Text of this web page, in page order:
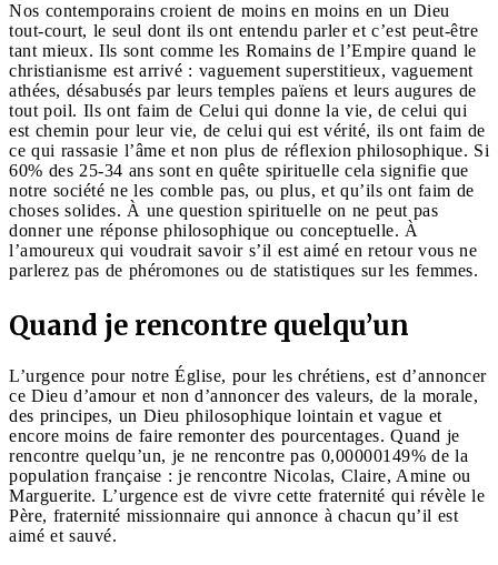
Nos contemporains croient de moins en moins en un Dieu
tout-court, le seul dont ils ont entendu parler et c’est peut-être
tant mieux. Ils sont comme les Romains de l’Empire quand le
christianisme est arrivé : vaguement superstitieux, vaguement
athées, désabusés par leurs temples païens et leurs augures de
tout poil. Ils ont faim de Celui qui donne la vie, de celui qui
est chemin pour leur vie, de celui qui est vérité, ils ont faim de
ce qui rassasie l’âme et non plus de réflexion philosophique. Si
60% des 25-34 ans sont en quête spirituelle cela signifie que
notre société ne les comble pas, ou plus, et qu’ils ont faim de
choses solides. À une question spirituelle on ne peut pas
donner une réponse philosophique ou conceptuelle. À
l’amoureux qui voudrait savoir s’il est aimé en retour vous ne
parlerez pas de phéromones ou de statistiques sur les femmes.
Quand je rencontre quelqu’un
L’urgence pour notre Église, pour les chrétiens, est d’annoncer
ce Dieu d’amour et non d’annoncer des valeurs, de la morale,
des principes, un Dieu philosophique lointain et vague et
encore moins de faire remonter des pourcentages. Quand je
rencontre quelqu’un, je ne rencontre pas 0,00000149% de la
population française : je rencontre Nicolas, Claire, Amine ou
Marguerite. L’urgence est de vivre cette fraternité qui révèle le
Père, fraternité missionnaire qui annonce à chacun qu’il est
aimé et sauvé.